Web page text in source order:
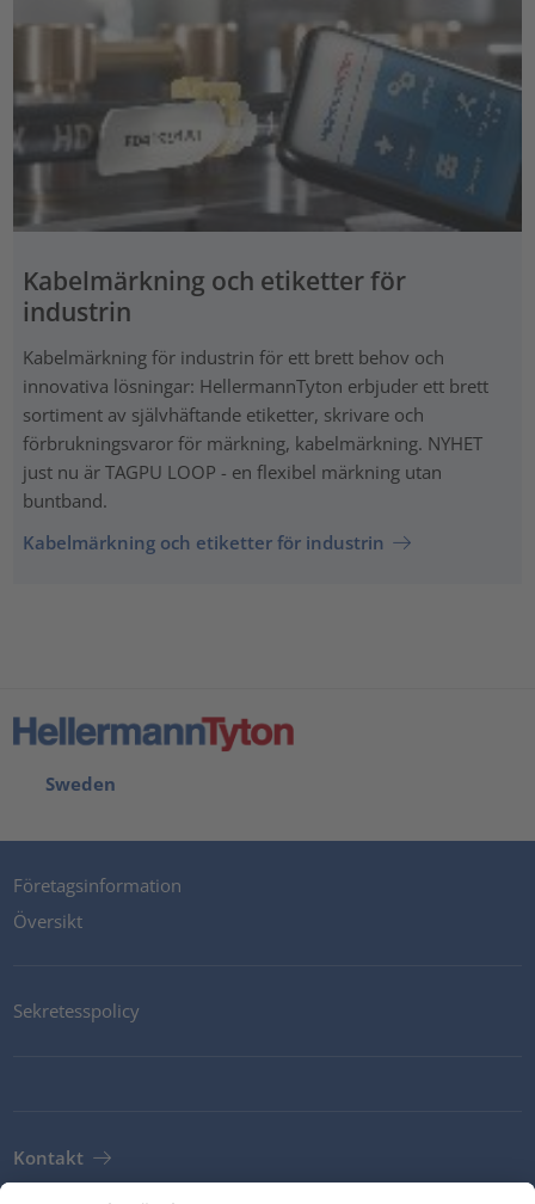
Kabelmärkning och etiketter för
industrin
Kabelmärkning för industrin för ett brett behov och
innovativa lösningar: HellermannTyton erbjuder ett brett
sortiment av självhäftande etiketter, skrivare och
förbrukningsvaror för märkning, kabelmärkning. NYHET
just nu är TAGPU LOOP - en flexibel märkning utan
buntband.
Kabelmärkning och etiketter för industrin
Sweden
Företagsinformation
Översikt
Sekretesspolicy
Kontakt